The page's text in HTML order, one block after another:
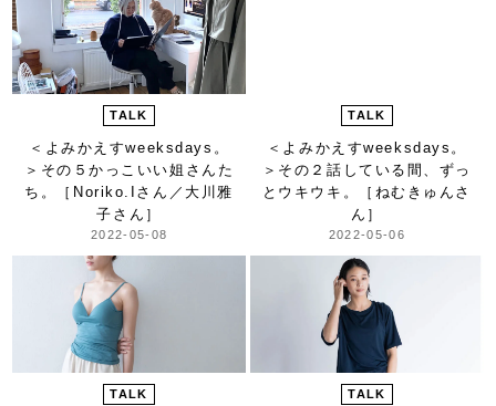
TALK
＜よみかえすweeksdays。
＞ その５かっこいい姐さんた
ち。［Noriko.Iさん／大川雅
子さん］
2022-05-08
TALK
＜よみかえすweeksdays。
＞ その２話している間、ずっ
とウキウキ。［ねむきゅんさ
ん］
2022-05-06
TALK TALK